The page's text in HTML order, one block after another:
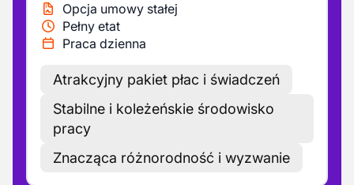
Opcja umowy stałej
Pełny etat
Praca dzienna
Atrakcyjny pakiet płac i świadczeń
Stabilne i koleżeńskie środowisko
pracy
Znacząca różnorodność i wyzwanie